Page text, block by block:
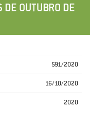
OUTUBRO DE
591/2020
16/10/2020
2020